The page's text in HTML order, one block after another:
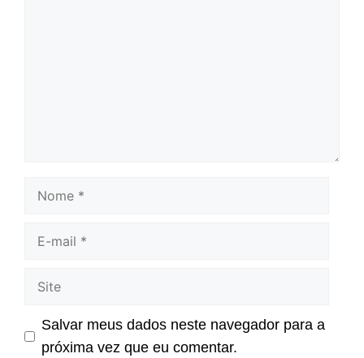
Nome
Site
Salvar meus dados neste navegador para a
próxima vez que eu comentar.